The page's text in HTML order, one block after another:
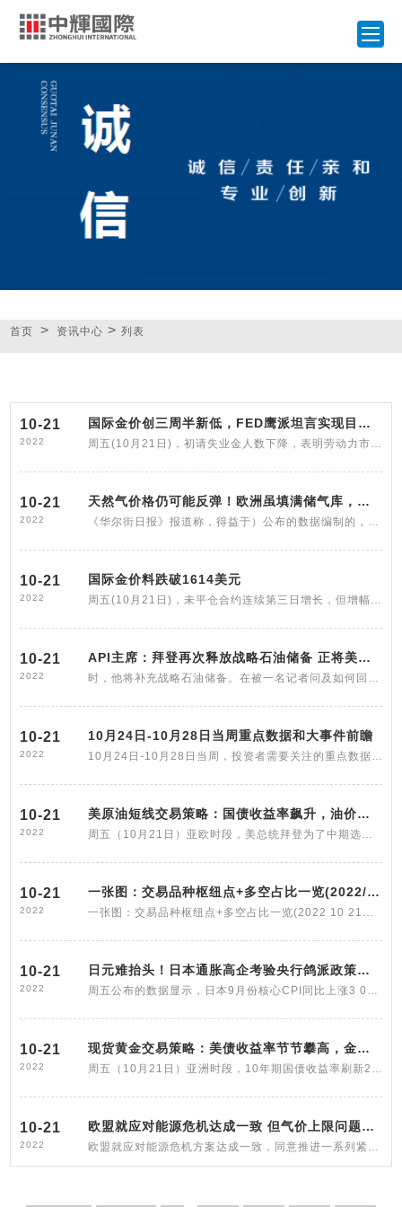
首页 > 资讯中心 >列表
10-21
2022
国际金价创三周半新低，FED鹰派坦言实现目标需要时间
10-21
2022
天然气价格仍可能反弹！欧洲虽填满储气库，若迎寒冬能源
10-21
2022
国际金价料跌破1614美元
10-21
2022
API主席：拜登再次释放战略石油储备 正将美国置于“非常
10-21
2022
10月24日-10月28日当周重点数据和大事件前瞻
10-21
2022
美原油短线交易策略：国债收益率飙升，油价承压，关注钻
10-21
2022
一张图：交易品种枢纽点+多空占比一览(2022/10/21周五)
10-21
2022
日元难抬头！日本通胀高企考验央行鸽派政策，但黑田卸任
10-21
2022
现货黄金交易策略：美债收益率节节攀高，金价或跌跌不休
10-21
2022
欧盟就应对能源危机达成一致 但气价上限问题仍需研究